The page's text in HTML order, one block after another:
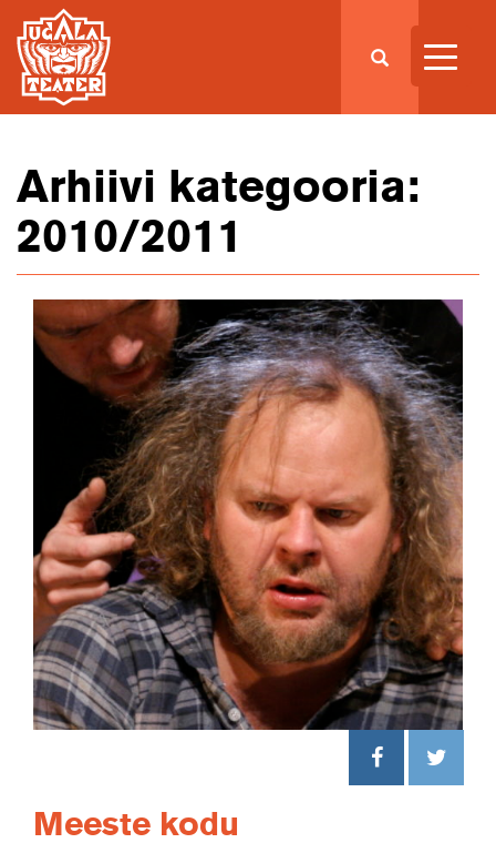
Arhiivi kategooria:
2010/2011
Meeste kodu